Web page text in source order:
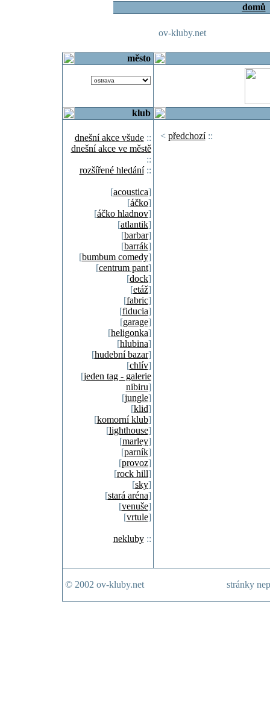
domů
ov-kluby.net
město
klub
dnešní akce všude::
dnešní akce ve městě
::
rozšířené hledání::
[acoustica]
[áčko]
[áčko hladnov]
[atlantik]
[barbar]
[barrák]
[bumbum comedy]
[centrum pant]
[dock]
[etáž]
[fabric]
[fiducia]
[garage]
[heligonka]
[hlubina]
[hudební bazar]
[chlív]
[jeden tag - galerie
nibiru]
[jungle]
[klid]
[komorní klub]
[lighthouse]
[marley]
[parník]
[provoz]
[rock hill]
[sky]
[stará aréna]
[venuše]
[vrtule]
nekluby::
< předchozí::
© 2002 ov-kluby.net stránky